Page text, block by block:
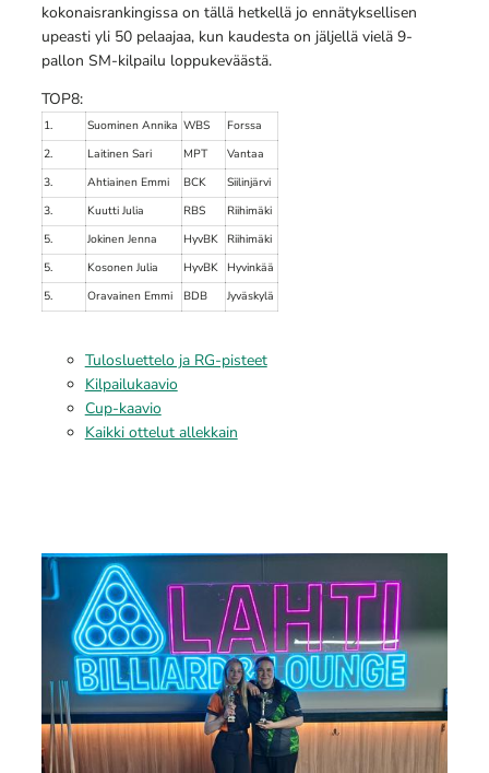
kokonaisrankingissa on tällä hetkellä jo ennätyksellisen
upeasti yli 50 pelaajaa, kun kaudesta on jäljellä vielä 9-
pallon SM-kilpailu loppukeväästä.
TOP8:
1. Suominen Annika WBS
Forssa
2.
Laitinen Sari MPT
Vantaa
3.
Ahtiainen Emmi BCK
Siilinjärvi
3.
Kuutti Julia RBS
Riihimäki
5.
Jokinen Jenna HyvBK Riihimäki
5.
Kosonen Julia HyvBK Hyvinkää
5.
Oravainen Emmi BDB Jyväskylä
Tulosluettelo ja RG-pisteet
Kilpailukaavio
Cup-kaavio
Kaikki ottelut allekkain